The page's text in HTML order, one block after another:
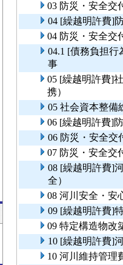
03 防災・安全交
04 [繰越明許費]
04 防災・安全交
04.1 [債務負担
事
05 [繰越明許費]
携）
05 社会資本整備
06 [繰越明許費]
06 防災・安全交
07 防災・安全交
08 [繰越明許費]
全）
08 河川安全・安
09 [繰越明許費]
09 特定構造物改
10 [繰越明許費]
10 河川維持管理